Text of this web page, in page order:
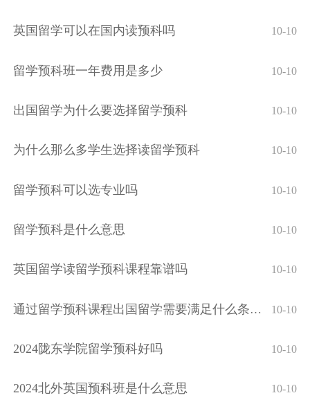
10-10
英国留学可以在国内读预科吗
10-10
留学预科班一年费用是多少
10-10
出国留学为什么要选择留学预科
10-10
为什么那么多学生选择读留学预科
10-10
留学预科可以选专业吗
10-10
留学预科是什么意思
10-10
英国留学读留学预科课程靠谱吗
10-10
通过留学预科课程出国留学需要满足什么条件
10-10
2024陇东学院留学预科好吗
10-10
2024北外英国预科班是什么意思